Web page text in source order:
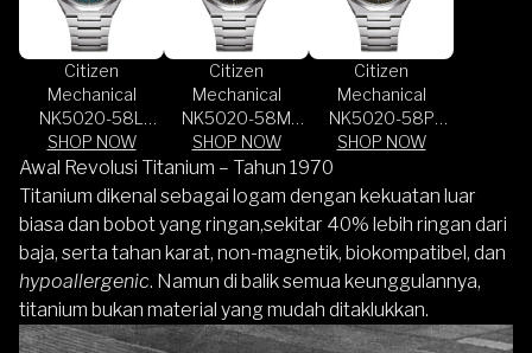
Citizen
Mechanical
NK5020-58L
Super Titanium
Zenshin 60 Grey
Blue Dial
Titanium Strap
SHOP NOW
Citizen
Mechanical
NK5020-58M
Super Titanium
Zenshin 60 Blue
Dial Titanium
Strap
SHOP NOW
Citizen
Mechanical
NK5020-58P
Super Titanium
Copper Colored
Dial Titanium
Strap
SHOP NOW
Awal Revolusi Titanium – Tahun 1970
Titanium dikenal sebagai logam dengan kekuatan luar
biasa dan bobot yang ringan,sekitar 40% lebih ringan dari
baja, serta tahan karat, non-magnetik, biokompatibel, dan
hypoallergenic. Namun di balik semua keunggulannya,
titanium bukan material yang mudah ditaklukkan.